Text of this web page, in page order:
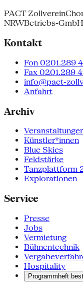
PACT Zollverein
NRWBetriebs-GmbH
Kontakt
Fon 0201.289
Fax 0201.289
info@pact-
Anfahrt
Archiv
Künstler*innen
Blue Skies
Feldstärke
Tanzplattform
Explorationen
Service
Presse
Jobs
Vermietung
Bühnentechnik
Hospitality
Programmheft